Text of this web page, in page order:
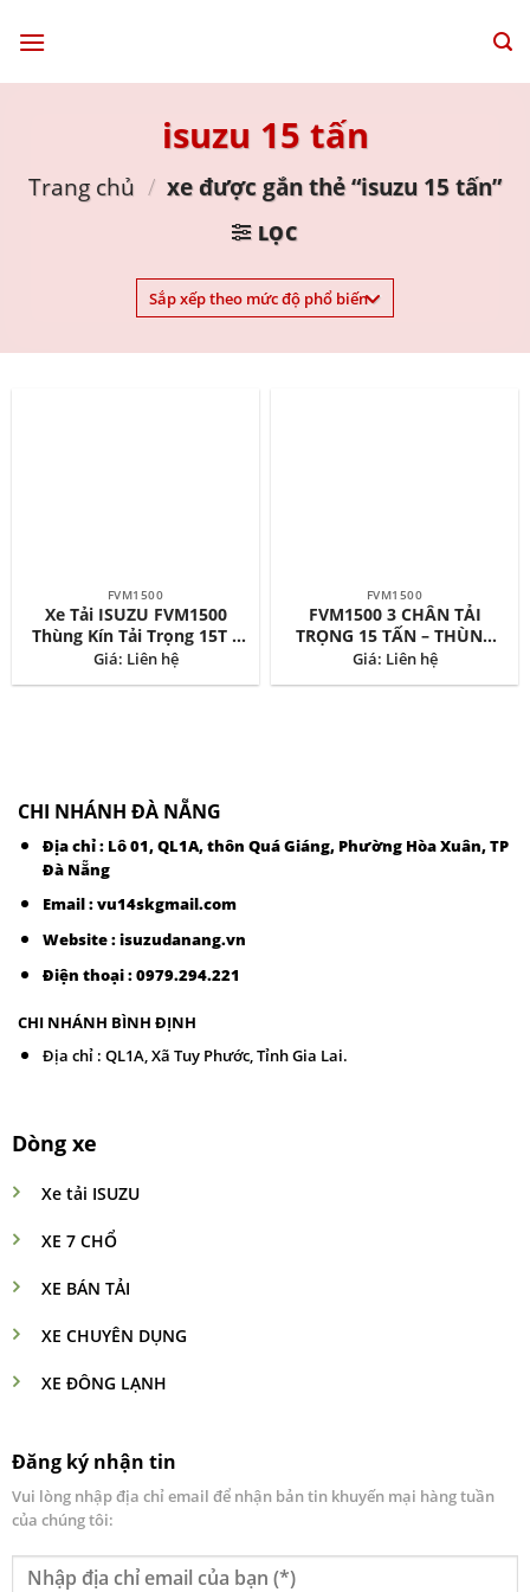
isuzu 15 tấn
Trang chủ / xe được gắn thẻ “isuzu 15 tấn”
LỌC
FVM1500
Xe Tải ISUZU FVM1500
Thùng Kín Tải Trọng 15T –
Thùng Dài 9M3
Giá: Liên hệ
FVM1500
FVM1500 3 CHÂN TẢI
TRỌNG 15 TẤN – THÙNG
MUI BẠT
Giá: Liên hệ
CHI NHÁNH ĐÀ NẴNG
Địa chỉ : Lô 01, QL1A, thôn Quá Giáng, Phường Hòa Xuân, TP
Đà Nẵng
Email :vu14skgmail.com
Website : isuzudanang.vn
Điện thoại :0979.294.221
CHI NHÁNH BÌNH ĐỊNH
Địa chỉ : QL1A, Xã Tuy Phước, Tỉnh Gia Lai.
Dòng xe
Xe tải ISUZU
XE 7 CHỔ
XE BÁN TẢI
XE CHUYÊN DỤNG
XE ĐÔNG LẠNH
Đăng ký nhận tin
Vui lòng nhập địa chỉ email để nhận bản tin khuyến mại hàng tuần
của chúng tôi: